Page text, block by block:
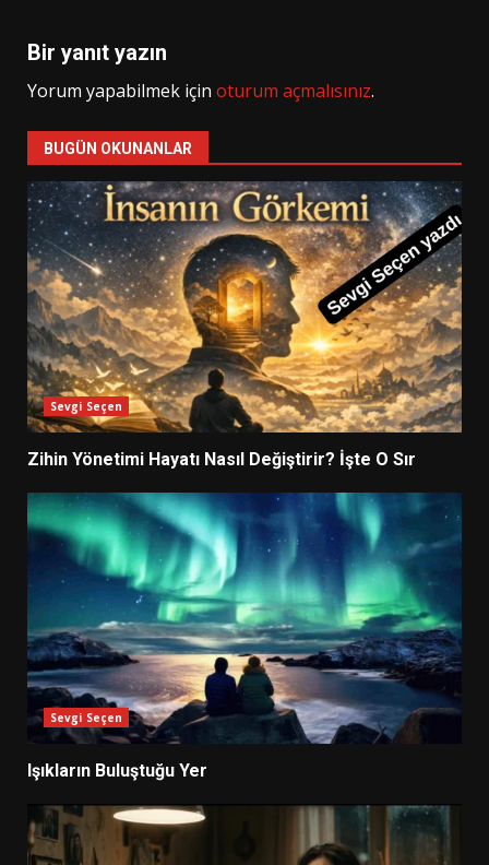
Bir yanıt yazın
Yorum yapabilmek için oturum açmalısınız.
BUGÜN OKUNANLAR
Sevgi Seçen
Zihin Yönetimi Hayatı Nasıl Değiştirir? İşte O Sır
Sevgi Seçen
Işıkların Buluştuğu Yer